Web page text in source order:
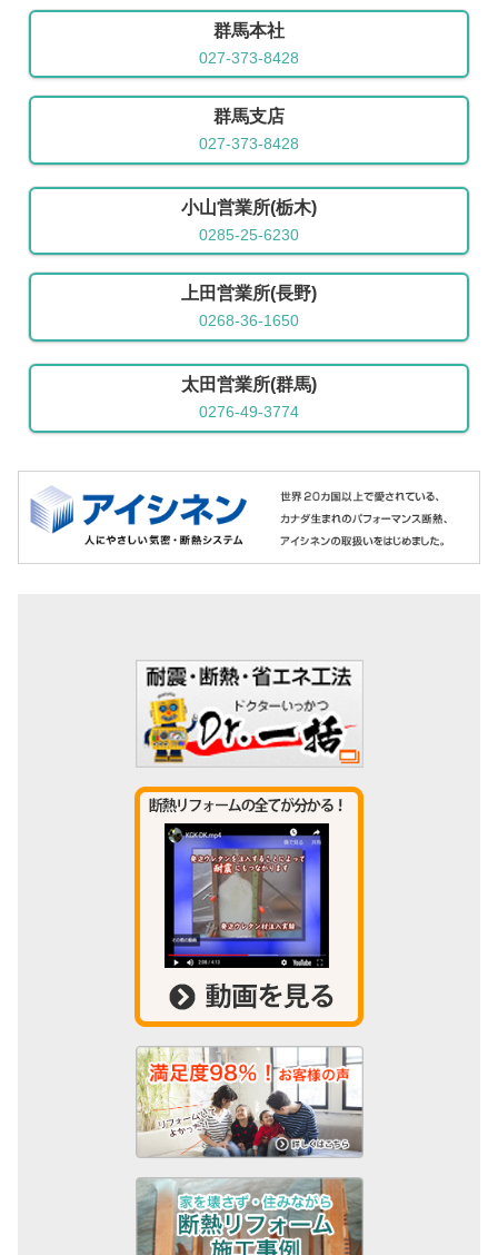
群馬本社
027-373-8428
群馬支店
027-373-8428
小山営業所(栃木)
0285-25-6230
上田営業所(長野)
0268-36-1650
太田営業所(群馬)
0276-49-3774